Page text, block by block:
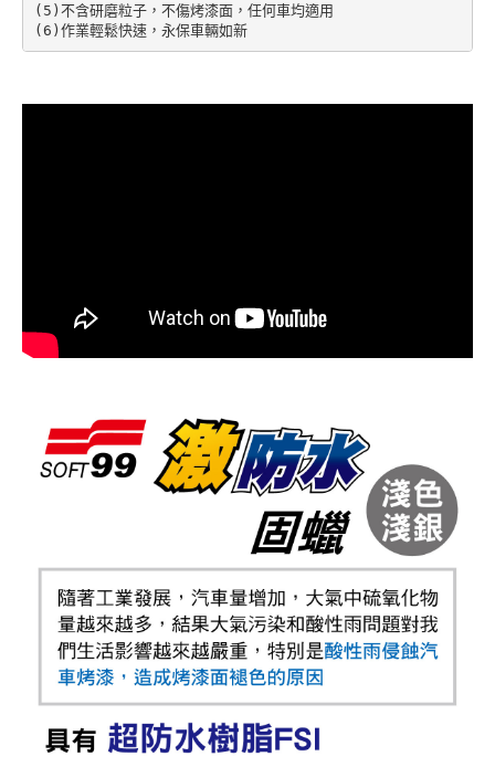
(5)不含研磨粒子，不傷烤漆面，任何車均適用
(6)作業輕鬆快速，永保車輛如新